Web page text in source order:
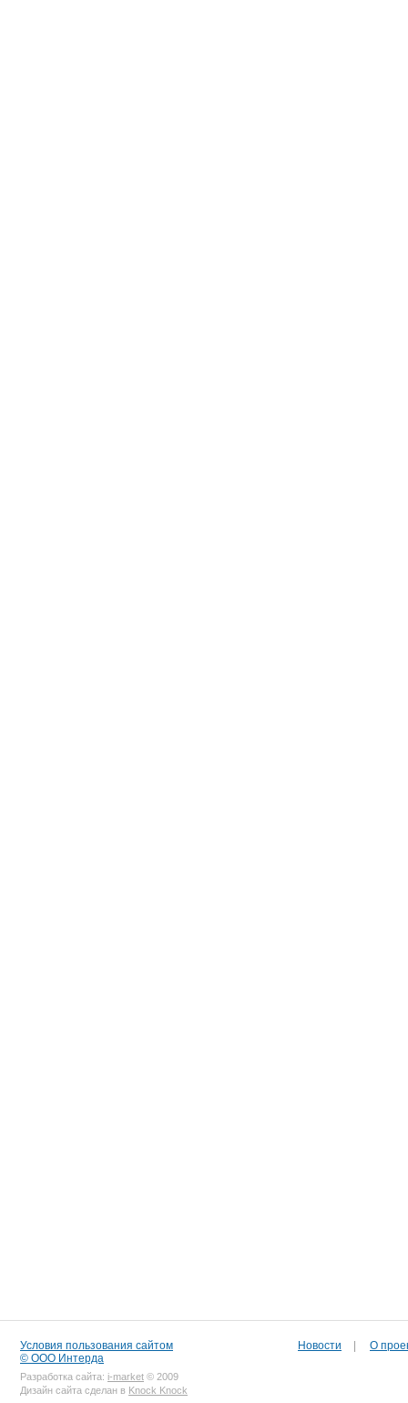
Условия пользования сайтом
© ООО Интерда
Разработка сайта: i-market © 2009
Дизайн сайта сделан в Knock Knock
Новости О